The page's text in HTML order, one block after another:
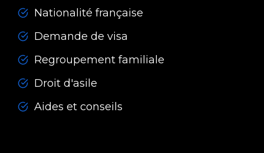
Nationalité française
Demande de visa
Regroupement familiale
Droit d'asile
Aides et conseils